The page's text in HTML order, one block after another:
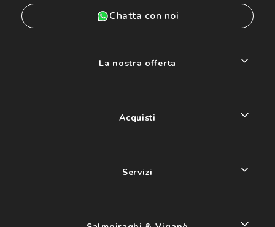
Chatta con noi
La nostra offerta
Acquisti
Servizi